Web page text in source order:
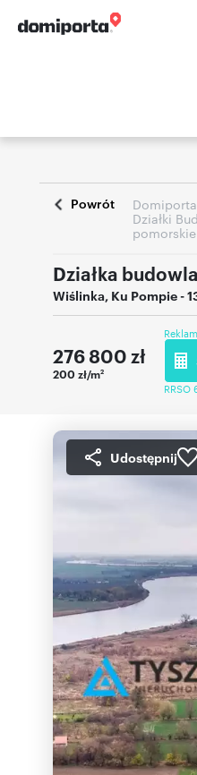
Powrót
Działki
pomorskie
Działka
Wiślinka, Ku Pompie-
276 800 zł
200 zł/m2
RRSO
Udostępnij